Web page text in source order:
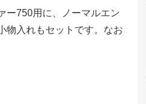
ー750用に、ノーマルエン
物入れもセットです。なお